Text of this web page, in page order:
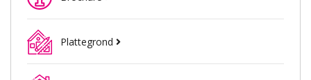
Plattegrond